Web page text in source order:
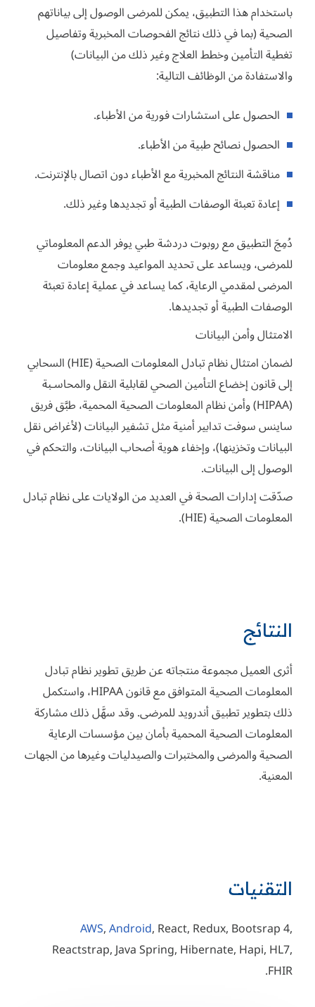
باستخدام هذا التطبيق، يمكن للمرضى الوصول إلى بياناتهم
الصحية (بما في ذلك نتائج الفحوصات المخبرية وتفاصيل
تغطية التأمين وخطط العلاج وغير ذلك من البيانات)
والاستفادة من الوظائف التالية:
الحصول على استشارات فورية من الأطباء.
الحصول نصائح طبية من الأطباء.
مناقشة النتائج المخبرية مع الأطباء دون اتصال بالإنترنت.
إعادة تعبئة الوصفات الطبية أو تجديدها وغير ذلك.
دُمِجَ التطبيق مع روبوت دردشة طبي يوفر الدعم المعلوماتي
للمرضى، ويساعد على تحديد المواعيد وجمع معلومات
المرضى لمقدمي الرعاية، كما يساعد في عملية إعادة تعبئة
الوصفات الطبية أو تجديدها.
الامتثال وأمن البيانات
لضمان امتثال نظام تبادل المعلومات الصحية (HIE) السحابي
إلى قانون إخضاع التأمين الصحي لقابلية النقل والمحاسـبة
(HIPAA) وأمن نظام المعلومات الصحية المحمية، طبَّق فريق
ساينس سوفت تدابير أمنية مثل تشفير البيانات (لأغراض نقل
البيانات وتخزينها)، وإخفاء هوية أصحاب البيانات، والتحكم في
الوصول إلى البيانات.
صدّقت إدارات الصحة في العديد من الولايات على نظام تبادل
المعلومات الصحية (HIE).
النتائج
أثرى العميل مجموعة منتجاته عن طريق تطوير نظام تبادل
المعلومات الصحية المتوافق مع قانون HIPAA، واستكمل
ذلك بتطوير تطبيق أندرويد للمرضى. وقد سهَّل ذلك مشاركة
المعلومات الصحية المحمية بأمان بين مؤسسات الرعاية
الصحية والمرضى والمختبرات والصيدليات وغيرها من الجهات
المعنية.
التقنيات
AWS,Android, React, Redux, Bootsrap 4,
Reactstrap, Java Spring, Hibernate, Hapi, HL7,
FHIR.